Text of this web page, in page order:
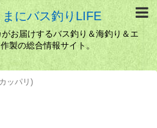
にバス釣りLIFE
お届けするバス釣り＆海釣り＆エ
製の総合情報サイト。
ッパリ)